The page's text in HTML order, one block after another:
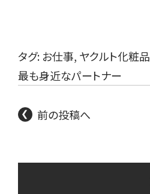
タグ: お仕事, ヤクルト化粧品
最も身近なパートナー
前の投稿へ